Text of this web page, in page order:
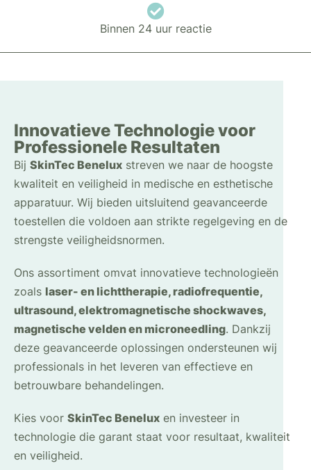
Binnen 24 uur reactie
Innovatieve Technologie voor
Professionele Resultaten
Bij SkinTec Benelux streven we naar de hoogste
kwaliteit en veiligheid in medische en esthetische
apparatuur. Wij bieden uitsluitend geavanceerde
toestellen die voldoen aan strikte regelgeving en de
strengste veiligheidsnormen.
Ons assortiment omvat innovatieve technologieën
zoals laser- en lichttherapie, radiofrequentie,
ultrasound, elektromagnetische shockwaves,
magnetische velden en microneedling. Dankzij
deze geavanceerde oplossingen ondersteunen wij
professionals in het leveren van effectieve en
betrouwbare behandelingen.
Kies voor SkinTec Benelux en investeer in
technologie die garant staat voor resultaat, kwaliteit
en veiligheid.